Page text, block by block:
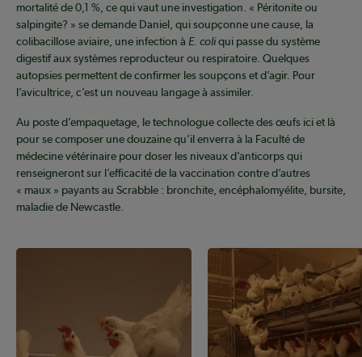
mortalité de 0,1 %, ce qui vaut une investigation. « Péritonite ou
salpingite? » se demande Daniel, qui soupçonne une cause, la
colibacillose aviaire, une infection à E. coliqui passe du système
digestif aux systèmes reproducteur ou respiratoire. Quelques
autopsies permettent de confirmer les soupçons et d’agir. Pour
l’avicultrice, c’est un nouveau langage à assimiler.
Au poste d’empaquetage, le technologue collecte des œufs ici et là
pour se composer une douzaine qu’il enverra à la Faculté de
médecine vétérinaire pour doser les niveaux d’anticorps qui
renseigneront sur l’efficacité de la vaccination contre d’autres
« maux » payants au Scrabble : bronchite, encéphalomyélite, bursite,
maladie de Newcastle.